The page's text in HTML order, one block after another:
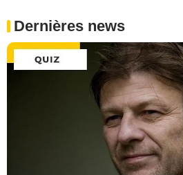
Dernières news